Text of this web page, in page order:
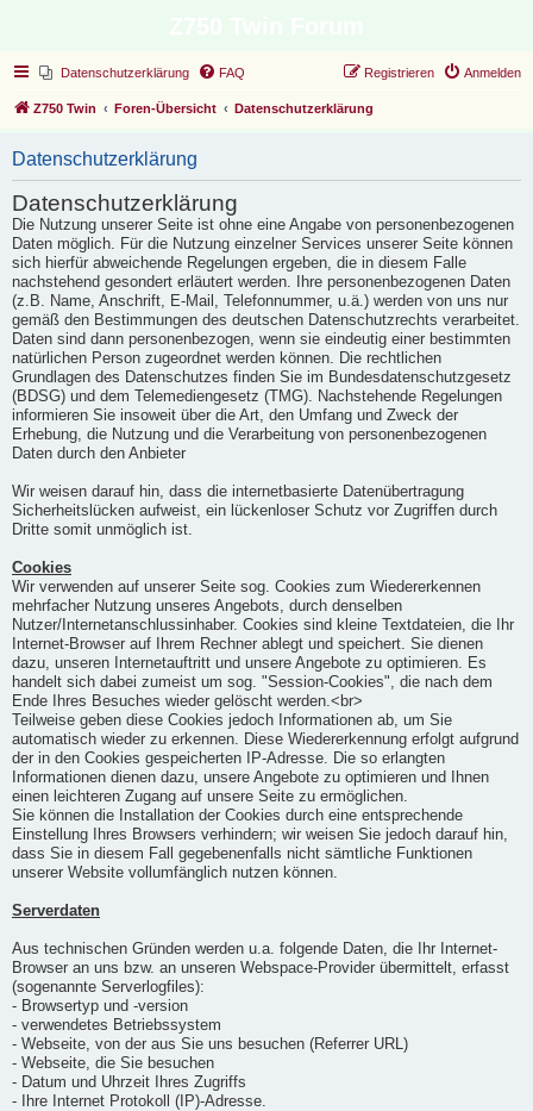
Datenschutzerklärung FAQ Anmelden
Registrieren
Z750 Twin Foren-Übersicht Datenschutzerklärung
Datenschutzerklärung
Datenschutzerklärung
Die Nutzung unserer Seite ist ohne eine Angabe von personenbezogenen
Daten möglich. Für die Nutzung einzelner Services unserer Seite können
sich hierfür abweichende Regelungen ergeben, die in diesem Falle
nachstehend gesondert erläutert werden. Ihre personenbezogenen Daten
(z.B. Name, Anschrift, E-Mail, Telefonnummer, u.ä.) werden von uns nur
gemäß den Bestimmungen des deutschen Datenschutzrechts verarbeitet.
Daten sind dann personenbezogen, wenn sie eindeutig einer bestimmten
natürlichen Person zugeordnet werden können. Die rechtlichen
Grundlagen des Datenschutzes finden Sie im Bundesdatenschutzgesetz
(BDSG) und dem Telemediengesetz (TMG). Nachstehende Regelungen
informieren Sie insoweit über die Art, den Umfang und Zweck der
Erhebung, die Nutzung und die Verarbeitung von personenbezogenen
Daten durch den Anbieter
Wir weisen darauf hin, dass die internetbasierte Datenübertragung
Sicherheitslücken aufweist, ein lückenloser Schutz vor Zugriffen durch
Dritte somit unmöglich ist.
Cookies
Wir verwenden auf unserer Seite sog. Cookies zum Wiedererkennen
mehrfacher Nutzung unseres Angebots, durch denselben
Nutzer/Internetanschlussinhaber. Cookies sind kleine Textdateien, die Ihr
Internet-Browser auf Ihrem Rechner ablegt und speichert. Sie dienen
dazu, unseren Internetauftritt und unsere Angebote zu optimieren. Es
handelt sich dabei zumeist um sog. "Session-Cookies", die nach dem
Ende Ihres Besuches wieder gelöscht werden.<br>
Teilweise geben diese Cookies jedoch Informationen ab, um Sie
automatisch wieder zu erkennen. Diese Wiedererkennung erfolgt aufgrund
der in den Cookies gespeicherten IP-Adresse. Die so erlangten
Informationen dienen dazu, unsere Angebote zu optimieren und Ihnen
einen leichteren Zugang auf unsere Seite zu ermöglichen.
Sie können die Installation der Cookies durch eine entsprechende
Einstellung Ihres Browsers verhindern; wir weisen Sie jedoch darauf hin,
dass Sie in diesem Fall gegebenenfalls nicht sämtliche Funktionen
unserer Website vollumfänglich nutzen können.
Serverdaten
Aus technischen Gründen werden u.a. folgende Daten, die Ihr Internet-
Browser an uns bzw. an unseren Webspace-Provider übermittelt, erfasst
(sogenannte Serverlogfiles):
- Browsertyp und -version
- verwendetes Betriebssystem
- Webseite, von der aus Sie uns besuchen (Referrer URL)
- Webseite, die Sie besuchen
- Datum und Uhrzeit Ihres Zugriffs
- Ihre Internet Protokoll (IP)-Adresse.